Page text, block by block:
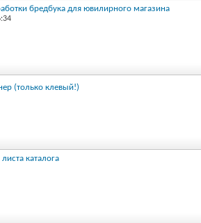
бредбука для ювилирного магазина
(только клевый!)
каталога